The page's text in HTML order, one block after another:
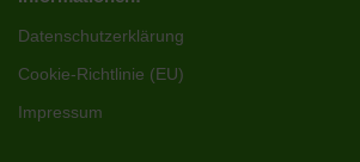
Datenschutzerklärung
Cookie-Richtlinie (EU)
Impressum